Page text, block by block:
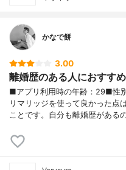
かなで餅
3.00
離婚歴のある人におすす
■アプリ利用時の年齢：29■性
リマリッジを使って良かった点
ことです。自分も離婚歴がある